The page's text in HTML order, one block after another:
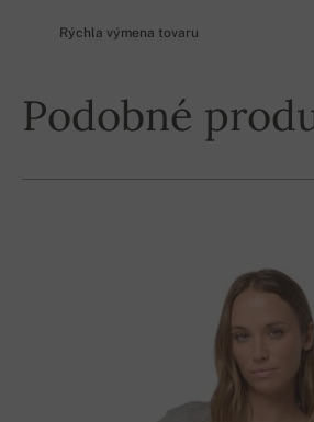
Rýchla výmena tovaru
Podobné